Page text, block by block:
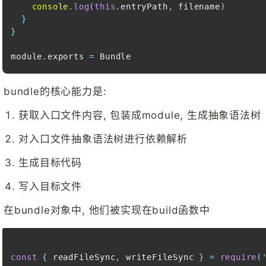
console . log( this . entryPath , filename)
}
}
module . exports = Bundle
bundle的核心能力是:
获取入口文件内容, 包装成module, 生成抽象语法树
对入口文件抽象语法树进行依赖解析
生成目标代码
写入目标文件
在bundle对象中, 他们被实现在build函数中
const { readFileSync, writeFileSync } = require (